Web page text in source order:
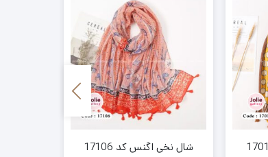
شال نخی اگنس کد 17106